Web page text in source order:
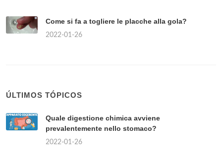
Come si fa a togliere le placche alla gola?
2022-01-26
ÚLTIMOS TÓPICOS
Quale digestione chimica avviene
prevalentemente nello stomaco?
2022-01-26